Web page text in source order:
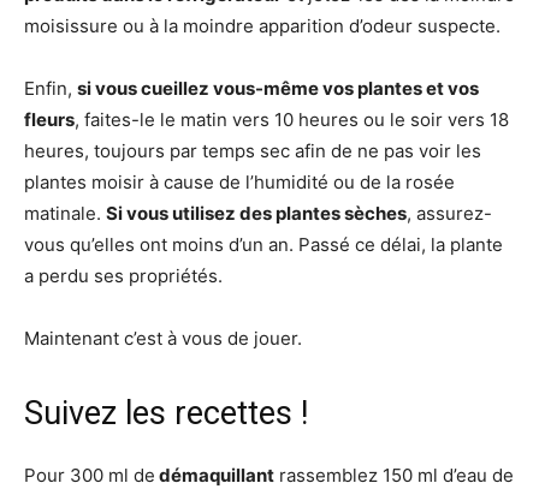
moisissure ou à la moindre apparition d’odeur suspecte.
Enfin, si vous cueillez vous-même vos plantes et vos
fleurs, faites-le le matin vers 10 heures ou le soir vers 18
heures, toujours par temps sec afin de ne pas voir les
plantes moisir à cause de l’humidité ou de la rosée
matinale. Si vous utilisez des plantes sèches, assurez-
vous qu’elles ont moins d’un an. Passé ce délai, la plante
a perdu ses propriétés.
Maintenant c’est à vous de jouer.
Suivez les recettes !
Pour 300 ml de démaquillant rassemblez 150 ml d’eau de